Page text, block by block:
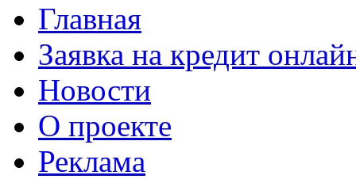
Главная
Заявка на кредит
Новости
О проекте
Реклама